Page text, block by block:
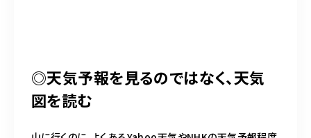
◎天気予報を見るのではなく、天気
図を読む